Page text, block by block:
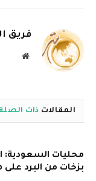
فريق
موقع
المقالات ذات الصلة
محليات السعودية:
بزخات من البرد